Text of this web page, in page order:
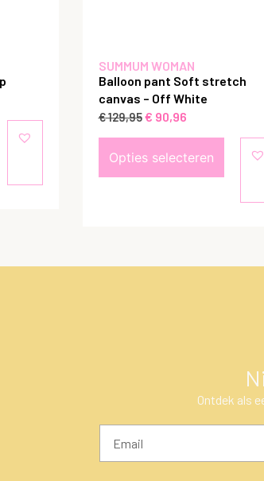
SUMMUM WOMAN
Balloon pant Soft stretch
canvas – Off White
€129,95€ 90,96
Opties selecteren
Ontdek als